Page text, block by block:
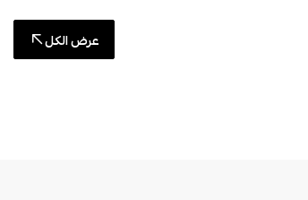
عرض الكل